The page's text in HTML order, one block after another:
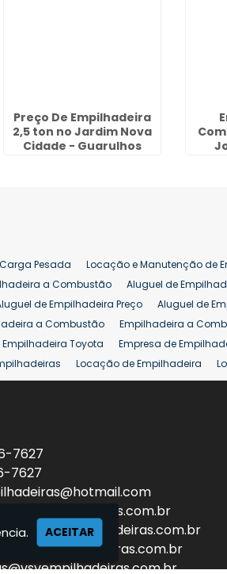
Preço De Empilhadeira
2,5 ton no Jardim Nova
Cidade - Guarulhos
Pesada Locação e Manutenção de
a Combustão Aluguel de
de Empilhadeira Preço Aluguel de
a Combustão Empilhadeira a
Empilhadeira Toyota Empresa de
Locação de Empilhadeira
Locação Empilhadeira para Mercados
a Combustão 25 ton Preço de
7627
7627
ACEITAR